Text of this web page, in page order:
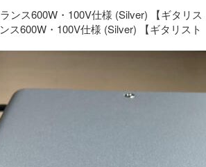
ス600W・100V仕様 (Silver) 【ギタリス